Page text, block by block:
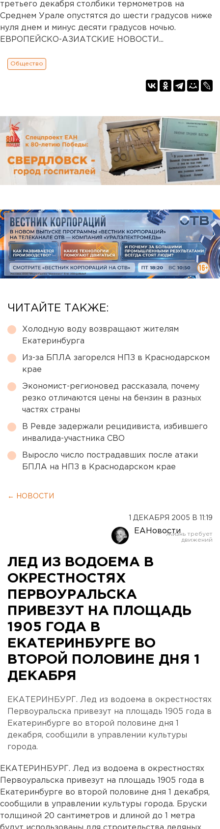
третьего декабря столбики термометров на
Среднем Урале опустятся до шести градусов ниже
нуля днем и минус десяти градусов ночью.
ЕВРОПЕЙСКО-АЗИАТСКИЕ НОВОСТИ...
Общество
ЧИТАЙТЕ ТАКЖЕ:
Холодную воду возвращают жителям
Екатеринбурга
Из-за БПЛА загорелся НПЗ в Краснодарском
крае
Экономист-регионовед рассказала, почему
резко отличаются цены на бензин в разных
частях страны
В Ревде задержали рецидивиста, избившего
инвалида-участника СВО
Выросло число пострадавших после атаки
БПЛА на НПЗ в Краснодарском крае
← НОВОСТИ
1 ДЕКАБРЯ 2005 В 11:19
ЕАНовости
ЛЕД ИЗ ВОДОЕМА В
ОКРЕСТНОСТЯХ
ПЕРВОУРАЛЬСКА
ПРИВЕЗУТ НА ПЛОЩАДЬ
1905 ГОДА В
ЕКАТЕРИНБУРГЕ ВО
ВТОРОЙ ПОЛОВИНЕ ДНЯ 1
ДЕКАБРЯ
ЕКАТЕРИНБУРГ. Лед из водоема в окрестностях
Первоуральска привезут на площадь 1905 года в
Екатеринбурге во второй половине дня 1
декабря, сообщили в управлении культуры
города.
ЕКАТЕРИНБУРГ. Лед из водоема в окрестностях
Первоуральска привезут на площадь 1905 года в
Екатеринбурге во второй половине дня 1 декабря,
сообщили в управлении культуры города. Бруски
толщиной 20 сантиметров и длиной до 1 метра